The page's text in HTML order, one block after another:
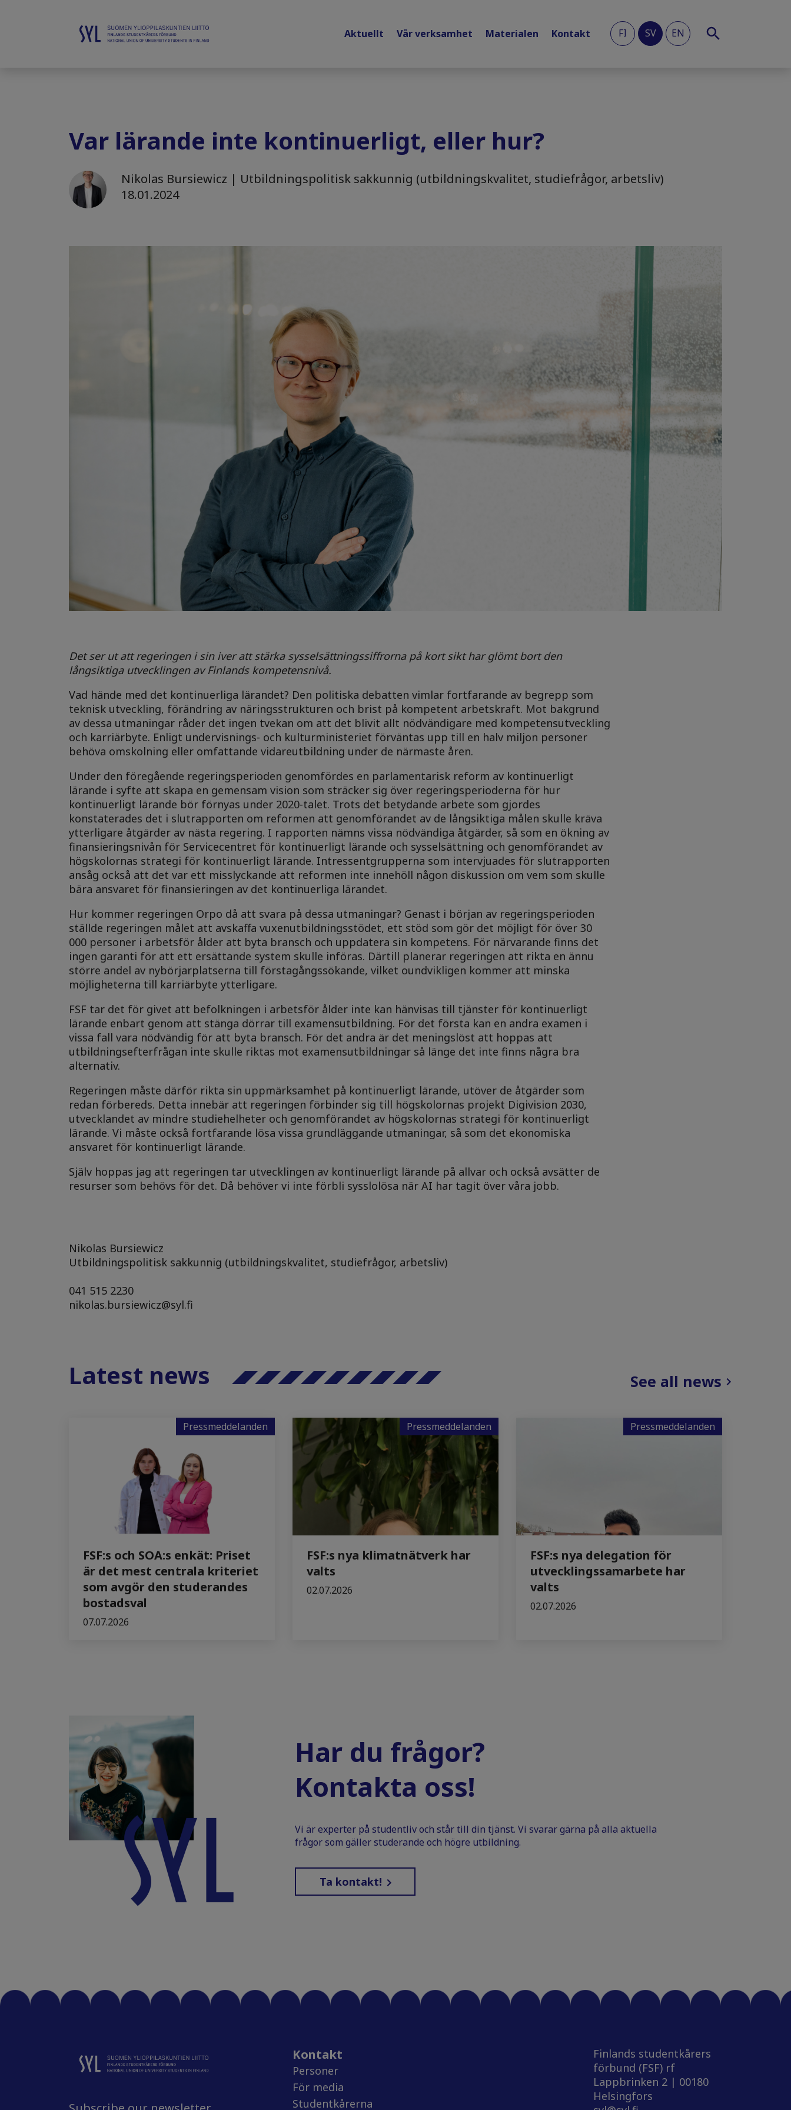
Aktuellt Vår verksamhet Materialen Kontakt FI SV EN
Var lärande inte kontinuerligt, eller hur?
Nikolas Bursiewicz | Utbildningspolitisk sakkunnig (utbildningskvalitet, studiefrågor, arbetsliv)
18.01.2024
Det ser ut att regeringen i sin iver att stärka sysselsättningssiffrorna på kort sikt har glömt bort den
långsiktiga utvecklingen av Finlands kompetensnivå.
Vad hände med det kontinuerliga lärandet? Den politiska debatten vimlar fortfarande av begrepp som
teknisk utveckling, förändring av näringsstrukturen och brist på kompetent arbetskraft. Mot bakgrund
av dessa utmaningar råder det ingen tvekan om att det blivit allt nödvändigare med kompetensutveckling
och karriärbyte. Enligt undervisnings- och kulturministeriet förväntas upp till en halv miljon personer
behöva omskolning eller omfattande vidareutbildning under de närmaste åren.
Under den föregående regeringsperioden genomfördes en parlamentarisk reform av kontinuerligt
lärande i syfte att skapa en gemensam vision som sträcker sig över regeringsperioderna för hur
kontinuerligt lärande bör förnyas under 2020-talet. Trots det betydande arbete som gjordes
konstaterades det i slutrapporten om reformen att genomförandet av de långsiktiga målen skulle kräva
ytterligare åtgärder av nästa regering. I rapporten nämns vissa nödvändiga åtgärder, så som en ökning av
finansieringsnivån för Servicecentret för kontinuerligt lärande och sysselsättning och genomförandet av
högskolornas strategi för kontinuerligt lärande. Intressentgrupperna som intervjuades för slutrapporten
ansåg också att det var ett misslyckande att reformen inte innehöll någon diskussion om vem som skulle
bära ansvaret för finansieringen av det kontinuerliga lärandet.
Hur kommer regeringen Orpo då att svara på dessa utmaningar? Genast i början av regeringsperioden
ställde regeringen målet att avskaffa vuxenutbildningsstödet, ett stöd som gör det möjligt för över 30
000 personer i arbetsför ålder att byta bransch och uppdatera sin kompetens. För närvarande finns det
ingen garanti för att ett ersättande system skulle införas. Därtill planerar regeringen att rikta en ännu
större andel av nybörjarplatserna till förstagångssökande, vilket oundvikligen kommer att minska
möjligheterna till karriärbyte ytterligare.
FSF tar det för givet att befolkningen i arbetsför ålder inte kan hänvisas till tjänster för kontinuerligt
lärande enbart genom att stänga dörrar till examensutbildning. För det första kan en andra examen i
vissa fall vara nödvändig för att byta bransch. För det andra är det meningslöst att hoppas att
utbildningsefterfrågan inte skulle riktas mot examensutbildningar så länge det inte finns några bra
alternativ.
Regeringen måste därför rikta sin uppmärksamhet på kontinuerligt lärande, utöver de åtgärder som
redan förbereds. Detta innebär att regeringen förbinder sig till högskolornas projekt Digivision 2030,
utvecklandet av mindre studiehelheter och genomförandet av högskolornas strategi för kontinuerligt
lärande. Vi måste också fortfarande lösa vissa grundläggande utmaningar, så som det ekonomiska
ansvaret för kontinuerligt lärande.
Själv hoppas jag att regeringen tar utvecklingen av kontinuerligt lärande på allvar och också avsätter de
resurser som behövs för det. Då behöver vi inte förbli sysslolösa när AI har tagit över våra jobb.
Nikolas Bursiewicz
Utbildningspolitisk sakkunnig (utbildningskvalitet, studiefrågor, arbetsliv)
041 515 2230
nikolas.bursiewicz@syl.fi
Latest news See all news
Pressmeddelanden
FSF:s och SOA:s enkät: Priset
är det mest centrala kriteriet
som avgör den studerandes
bostadsval
07.07.2026
Pressmeddelanden
FSF:s nya klimatnätverk har
valts
02.07.2026
Pressmeddelanden
FSF:s nya delegation för
utvecklingssamarbete har
valts
02.07.2026
Har du frågor?
Kontakta oss!
Vi är experter på studentliv och står till din tjänst. Vi svarar gärna på alla aktuella
frågor som gäller studerande och högre utbildning.
Ta kontakt!
Kontakt
Personer
För media
Studentkårerna
Finlands studentkårers
förbund (FSF) rf
Lappbrinken 2 | 00180
Helsingfors